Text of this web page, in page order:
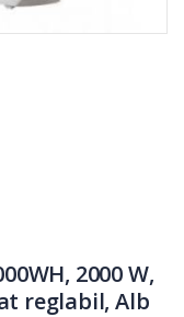
2000 W,
reglabil, Alb